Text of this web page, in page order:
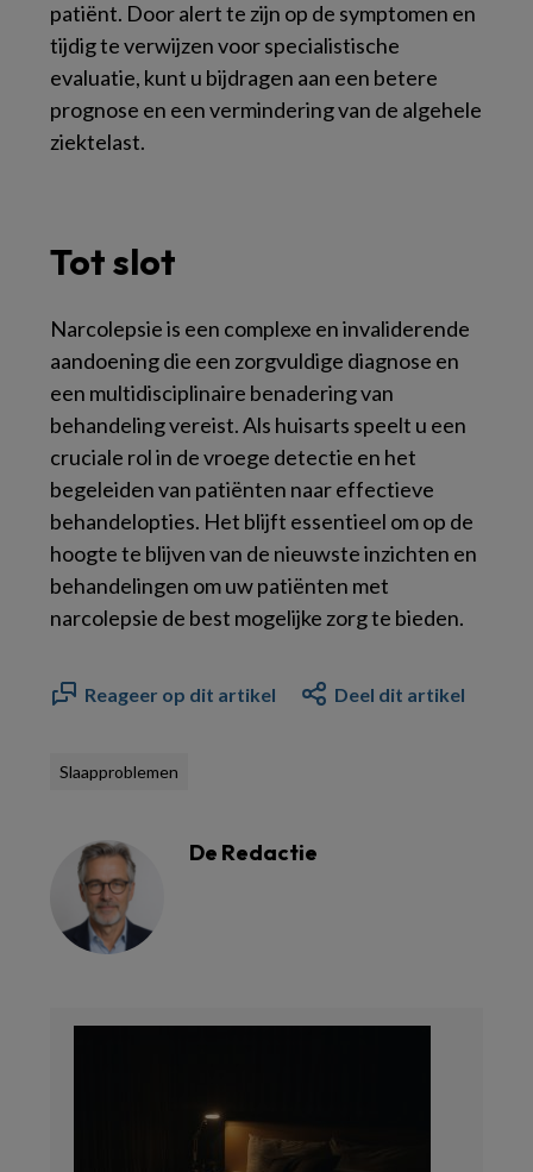
patiënt. Door alert te zijn op de symptomen en
tijdig te verwijzen voor specialistische
evaluatie, kunt u bijdragen aan een betere
prognose en een vermindering van de algehele
ziektelast.
Tot slot
Narcolepsie is een complexe en invaliderende
aandoening die een zorgvuldige diagnose en
een multidisciplinaire benadering van
behandeling vereist. Als huisarts speelt u een
cruciale rol in de vroege detectie en het
begeleiden van patiënten naar effectieve
behandelopties. Het blijft essentieel om op de
hoogte te blijven van de nieuwste inzichten en
behandelingen om uw patiënten met
narcolepsie de best mogelijke zorg te bieden.
Reageer op dit artikel Deel dit artikel
Slaapproblemen
De Redactie